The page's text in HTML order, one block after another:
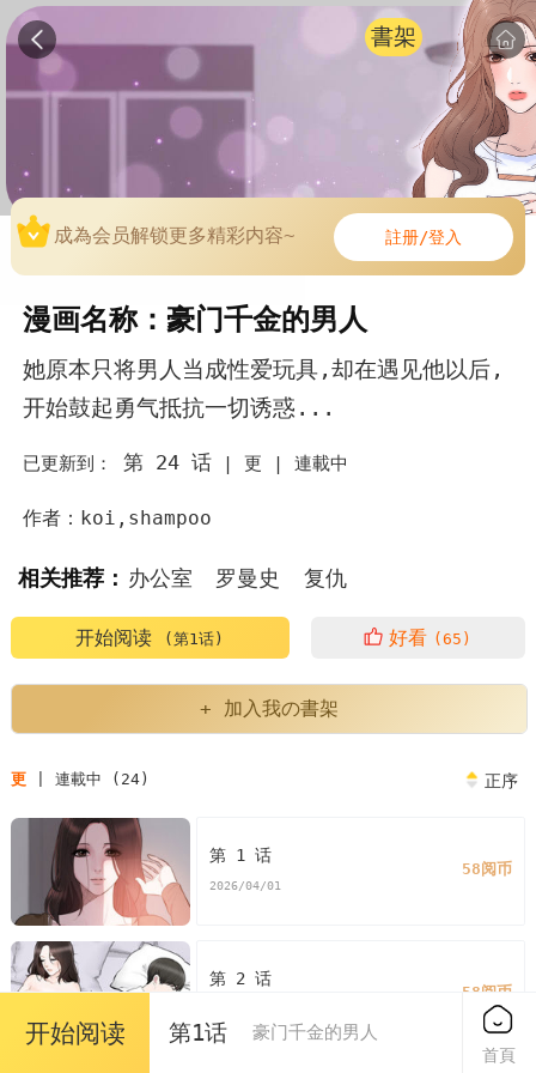
書架
成為会员解锁更多精彩内容~ 註册/登入
漫画名称：豪门千金的男人
她原本只将男人当成性爱玩具,却在遇见他以后,
开始鼓起勇气抵抗一切诱惑...
已更新到： 第 24 话| 更 | 連載中
作者：koi,shampoo
相关推荐： 办公室 罗曼史 复仇
开始阅读 (第1话) 好看 (65)
+ 加入我の書架
更| 連載中 (24) 正序
第 1 话
2026/04/01
58阅币
第 2 话
58阅币
开始阅读 第1话 豪门千金的男人
首頁